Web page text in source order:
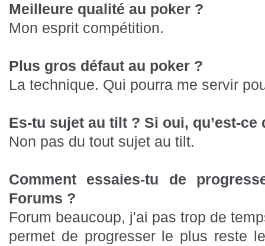
Meilleure qualité au poker ?
Mon esprit compétition.
Plus gros défaut au poker ?
La technique. Qui pourra me servir
Es-tu sujet au tilt ? Si oui, qu’est-ce
Non pas du tout sujet au tilt.
Comment essaies-tu de
Forums ?
Forum beaucoup, j'ai pas trop de
permet de progresser le plus reste